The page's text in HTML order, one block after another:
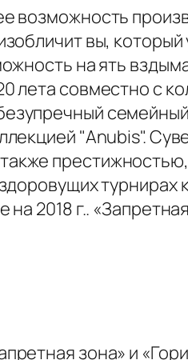
возможность
вы, который
на ять
лета совместно с
"Anubis".
турнирах
2018 г..
зона» и